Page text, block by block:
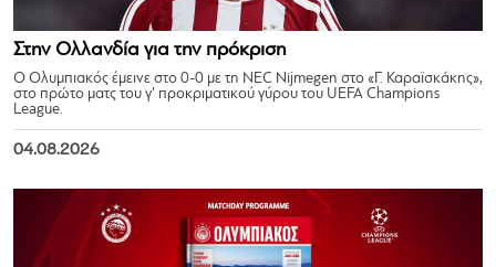
Στην Ολλανδία για την πρόκριση
Ο Ολυμπιακός έμεινε στο 0-0 με τη NEC Nijmegen στο «Γ. Καραϊσκάκης»,
στο πρώτο ματς του γ’ προκριματικού γύρου του UEFA Champions
League.
04.08.2026